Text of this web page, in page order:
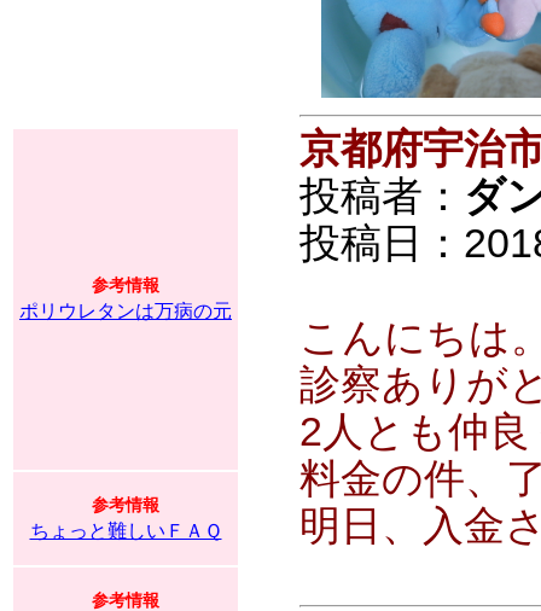
参考情報
ポリウレタンは万病の元
参考情報
ちょっと難しいＦＡＱ
参考情報
京都府宇治
投稿者： ダ
投稿日：
こんにちは
診察ありが
2人とも仲
料金の件、
明日、入金